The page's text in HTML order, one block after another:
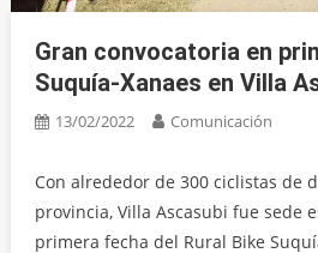
Gran convocatoria en
Suquía-Xanaes en Villa
13/02/2022 Comunicación
Con alrededor de 300 ciclistas de
provincia, Villa Ascasubi fue sede
primera fecha del Rural Bike